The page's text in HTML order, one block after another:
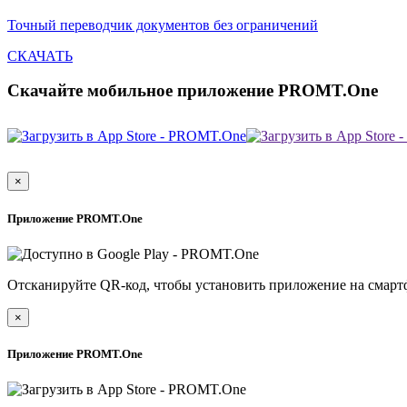
Точный переводчик документов без ограничений
СКАЧАТЬ
Скачайте мобильное приложение PROMT.One
×
Приложение PROMT.One
Отсканируйте QR-код, чтобы установить приложение на
×
Приложение PROMT.One